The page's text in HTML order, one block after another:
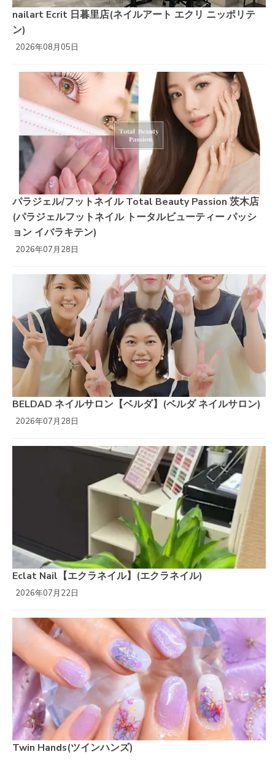
nailart Ecrit 日暮里店(ネイルアート エクリ ニッポリテ
ン)
2026年08月05日
パラジェル/フットネイル Total Beauty Passion 茨木店
(パラジェルフットネイル トータルビューティー パッシ
ョン イバラキテン)
2026年07月28日
BELDAD ネイルサロン【ベルダ】(ベルダ ネイルサロン)
2026年07月28日
Eclat Nail【エクラネイル】(エクラネイル)
2026年07月22日
Twin Hands(ツインハンズ)